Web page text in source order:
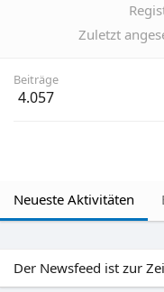
Zuletzt
Beiträge
4.057
Neueste Aktivitäten
Der Newsfeed ist zur